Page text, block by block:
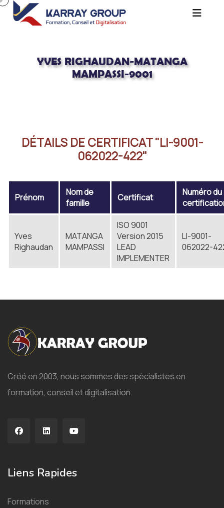
YVES RIGHAUDAN-MATANGA
MAMPASSI-9001
DÉTAILS DE CERTIFICAT "LI-9001-
062022-422"
Prénom
Nom de
famille
Certificat
Numéro du
Yves
Righaudan
MATANGA
MAMPASSI
ISO 9001
Version 2015
LEAD
IMPLEMENTER
LI-9001-
062022-
Créé en 2003, nous sommes des spécialistes en
formation, conseil et digitalisation.
Liens Rapides
Formations